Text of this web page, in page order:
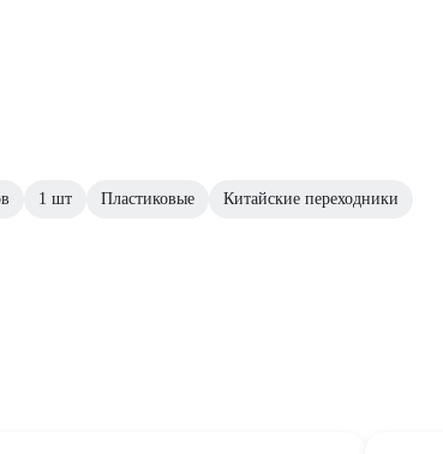
1 шт Пластиковые Китайские переходники